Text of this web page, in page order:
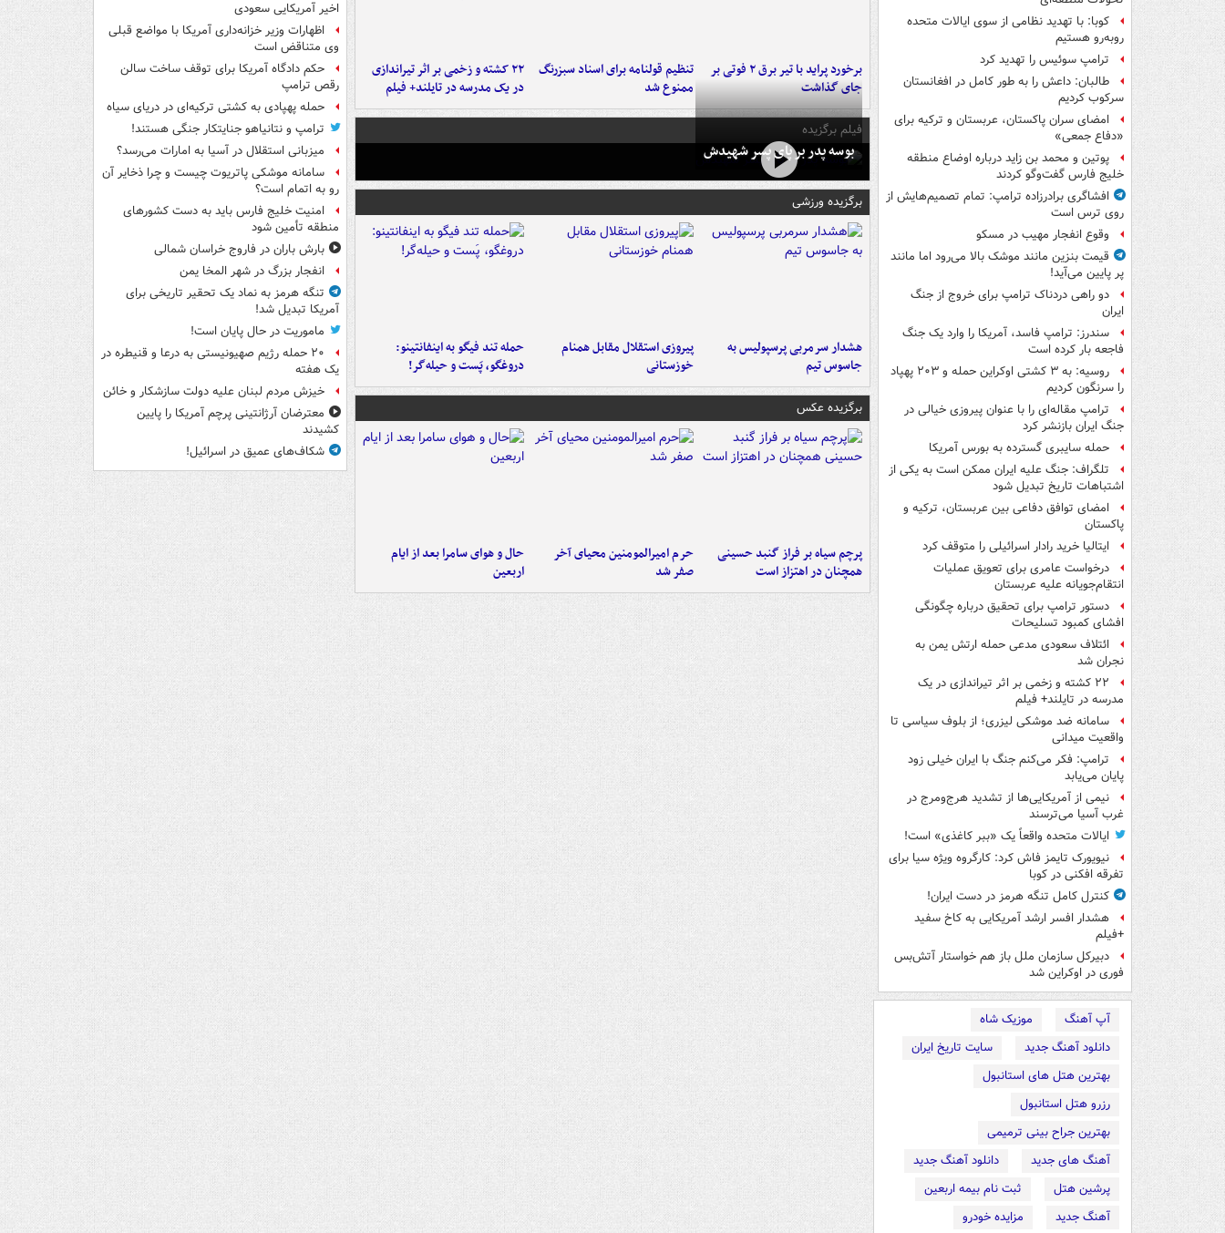
کوبا: با تهدید نظامی از سوی ایالات متحده
روبه‌رو هستیم
ترامپ سوئیس را تهدید کرد
طالبان: داعش را به طور کامل در افغانستان
سرکوب کردیم
امضای سران پاکستان، عربستان و ترکیه برای
«دفاع جمعی»
پوتین و محمد بن زاید درباره اوضاع منطقه
خلیج فارس گفت‌وگو کردند
افشاگری برادرزاده ترامپ: تمام تصمیم‌هایش از
روی ترس است
وقوع انفجار مهیب در مسکو
قیمت بنزین مانند موشک بالا می‌رود اما مانند
پر پایین می‌آید!
دو راهی دردناک ترامپ برای خروج از جنگ
ایران
سندرز: ترامپ فاسد، آمریکا را وارد یک جنگ
فاجعه بار کرده است
روسیه: به ۳ کشتی اوکراین حمله و ۲۰۳ پهپاد
را سرنگون کردیم
ترامپ مقاله‌ای را با عنوان پیروزی خیالی در
جنگ ایران بازنشر کرد
حمله سایبری گسترده به بورس آمریکا
تلگراف: جنگ علیه ایران ممکن است به یکی از
اشتباهات تاریخ تبدیل شود
امضای توافق دفاعی بین عربستان، ترکیه و
پاکستان
ایتالیا خرید رادار اسرائیلی را متوقف کرد
درخواست عامری برای تعویق عملیات
انتقام‌جویانه علیه عربستان
دستور ترامپ برای تحقیق درباره چگونگی
افشای کمبود تسلیحات
ائتلاف سعودی مدعی حمله ارتش یمن به
نجران شد
۲۲ کشته و زخمی بر اثر تیراندازی در یک
مدرسه در تایلند+ فیلم
سامانه ضد موشکی لیزری؛ از بلوف سیاسی تا
واقعیت میدانی
ترامپ: فکر می‌کنم جنگ با ایران خیلی زود
پایان می‌یابد
نیمی از آمریکایی‌ها از تشدید هرج‌ومرج در
غرب آسیا می‌ترسند
ایالات متحده واقعاً یک «ببر کاغذی» است!
نیویورک تایمز فاش کرد: کارگروه ویژه سیا برای
تفرقه افکنی در کوبا
کنترل کامل تنگه هرمز در دست ایران!
هشدار افسر ارشد آمریکایی به کاخ سفید
+فیلم
دبیرکل سازمان ملل باز هم خواستار آتش‌بس
فوری در اوکراین شد
آپ آهنگ
موزیک شاه
دانلود آهنگ جدید
سایت تاریخ ایران
بهترین هتل های استانبول
رزرو هتل استانبول
بهترین جراح بینی ترمیمی
آهنگ های جدید
دانلود آهنگ جدید
پرشین هتل
ثبت نام بیمه اربعین
آهنگ جدید
مزایده خودرو
برخورد پراید با تیر برق ۲ فوتی بر
جای گذاشت
تنظیم قولنامه برای اسناد سبزرنگ
ممنوع شد
۲۲ کشته و زخمی بر اثر تیراندازی
در یک مدرسه در تایلند+ فیلم
فیلم برگزیده
بوسه‌ پدر بر پای پسر شهیدش
برگزیده ورزشی
هشدار سرمربی پرسپولیس به
جاسوس تیم
پیروزی استقلال مقابل همنام
خوزستانی
حمله تند فیگو به اینفانتینو:
دروغگو، پَست‌ و حیله‌گر!
برگزیده عکس
پرچم سیاه بر فراز گنبد حسینی
همچنان در اهتزاز است
حرم امیرالمومنین محیای آخر
صفر شد
حال و هوای سامرا بعد از ایام
اربعین
اخیر آمریکایی سعودی
اظهارات وزیر خزانه‌داری آمریکا با مواضع قبلی
وی متناقض است
حکم دادگاه آمریکا برای توقف ساخت سالن
رقص ترامپ
حمله پهپادی به کشتی ترکیه‌ای در دریای سیاه
ترامپ و نتانیاهو جنایتکار جنگی هستند!
میزبانی استقلال در آسیا به امارات می‌رسد؟
سامانه موشکی پاتریوت چیست و چرا ذخایر آن
رو به اتمام است؟
امنیت خلیج فارس باید به دست کشورهای
منطقه تأمین شود
بارش باران در فاروج خراسان شمالی
انفجار بزرگ در شهر المخا یمن
تنگه هرمز به نماد یک تحقیر تاریخی برای
آمریکا تبدیل شد!
ماموریت در حال پایان است!
۲۰ حمله رژیم صهیونیستی به درعا و قنیطره در
یک هفته
خیزش مردم لبنان علیه دولت سازشکار و خائن
معترضان آرژانتینی پرچم آمریکا را پایین
کشیدند
شکاف‌های عمیق در اسرائیل!